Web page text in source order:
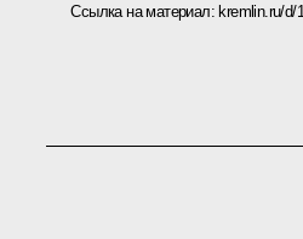
Ссылка на материал: kremlin.ru/d/